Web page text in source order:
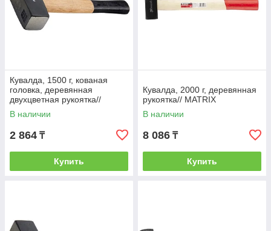
Кувалда, 1500 г, кованая
головка, деревянная
двухцветная рукоятка//
SPARTA
В наличии
2 864 ₸
Купить
Кувалда, 2000 г, деревянная
рукоятка// MATRIX
В наличии
8 086 ₸
Купить